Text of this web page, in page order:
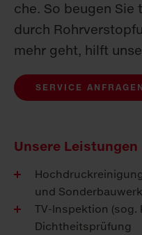
che. So beu­gen Sie
durch
mehr geht, hilft
SERVICE ANFRAGEN
Unsere Leistungen
und
TV-Inspektion (sog.
Dichtheitsprüfung